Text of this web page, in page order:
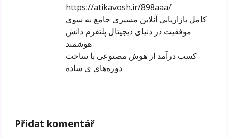
https://atikavosh.ir/898aaa/
کامل بازاریابی آنلاین مسیری جامع به سوی
موفقیت در دنیای دیجیتال پلتفرم دانش
هوشمند
کسب درآمد از هوش مصنوعی با ساخت
دوره‌های ی ساده
Přidat komentář